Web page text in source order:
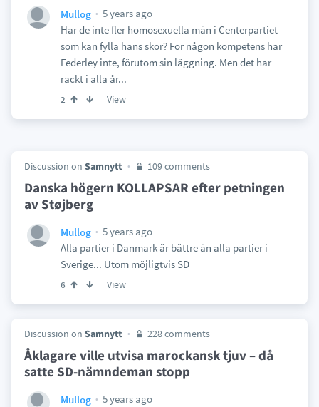
Mullog
5 years ago
Har de inte fler homosexuella män i Centerpartiet
som kan fylla hans skor? För någon kompetens har
Federley inte, förutom sin läggning. Men det har
räckt i alla år...
2 View
Discussion on Samnytt 109 comments
Danska högern KOLLAPSAR efter petningen
av Støjberg
Mullog
5 years ago
Alla partier i Danmark är bättre än alla partier i
Sverige... Utom möjligtvis SD
6 View
Discussion on Samnytt 228 comments
Åklagare ville utvisa marockansk tjuv – då
satte SD-nämndeman stopp
Mullog
5 years ago